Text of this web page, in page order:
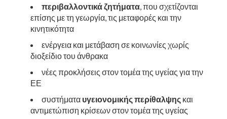
περιβαλλοντικά ζητήματα, που σχετίζονται
επίσης με τη γεωργία, τις μεταφορές και την
κινητικότητα
ενέργεια και μετάβαση σε κοινωνίες χωρίς
διοξείδιο του άνθρακα
νέες προκλήσεις στον τομέα της υγείας για την
ΕΕ
συστήματα υγειονομικής περίθαλψης και
αντιμετώπιση κρίσεων στον τομέα της υγείας